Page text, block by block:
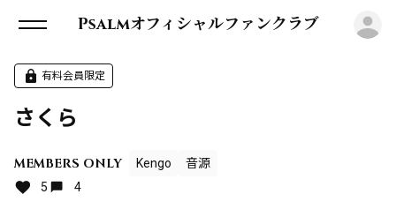
Psalmオフィシャルファンクラブ
有料会員限定
さくら
MEMBERS ONLY Kengo
音源
5
4